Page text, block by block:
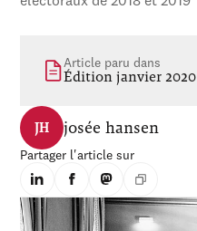
Article paru dans
Édition janvier 2020
JH josée hansen
Partager l'article sur